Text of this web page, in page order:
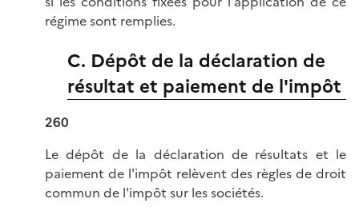
régime sont remplies.
C. Dépôt de la déclaration de
résultat et paiement de l'impôt
260
Le dépôt de la déclaration de résultats et le
paiement de l'impôt relèvent des règles de droit
commun de l'impôt sur les sociétés.